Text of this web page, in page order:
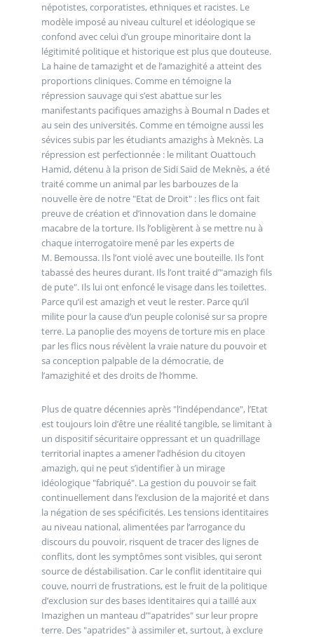
népotistes, corporatistes, ethniques et racistes. Le
modèle imposé au niveau culturel et idéologique se
confond avec celui d’un groupe minoritaire dont la
légitimité politique et historique est plus que douteuse.
La haine de tamazight et de l’amazighité a atteint des
proportions cliniques. Comme en témoigne la
répression sauvage qui s’est abattue sur les
manifestants pacifiques amazighs à Boumal n Dades et
au sein des universités. Comme en témoigne aussi les
sévices subis par les étudiants amazighs à Meknès. La
répression est perfectionnée : le militant Ouattouch
Hamid, détenu à la prison de Sidi Saïd de Meknès, a été
traité comme un animal par les barbouzes de la
nouvelle ère de notre "Etat de Droit" : les flics ont fait
preuve de création et d’innovation dans le domaine
macabre de la torture. Ils l’obligèrent à se mettre nu à
chaque interrogatoire mené par les experts de
M. Bemoussa. Ils l’ont violé avec une bouteille. Ils l’ont
tabassé des heures durant. Ils l’ont traité d’"amazigh fils
de pute". Ils lui ont enfoncé le visage dans les toilettes.
Parce qu’il est amazigh et veut le rester. Parce qu’il
milite pour la cause d’un peuple colonisé sur sa propre
terre. La panoplie des moyens de torture mis en place
par les flics nous révèlent la vraie nature du pouvoir et
sa conception palpable de la démocratie, de
l’amazighité et des droits de l’homme.
Plus de quatre décennies après "l’indépendance", l’Etat
est toujours loin d’être une réalité tangible, se limitant à
un dispositif sécuritaire oppressant et un quadrillage
territorial inaptes a amener l’adhésion du citoyen
amazigh, qui ne peut s’identifier à un mirage
idéologique "fabriqué". La gestion du pouvoir se fait
continuellement dans l’exclusion de la majorité et dans
la négation de ses spécificités. Les tensions identitaires
au niveau national, alimentées par l’arrogance du
discours du pouvoir, risquent de tracer des lignes de
conflits, dont les symptômes sont visibles, qui seront
source de déstabilisation. Car le conflit identitaire qui
couve, nourri de frustrations, est le fruit de la politique
d’exclusion sur des bases identitaires qui a taillé aux
Imazighen un manteau d’"apatrides" sur leur propre
terre. Des "apatrides" à assimiler et, surtout, à exclure